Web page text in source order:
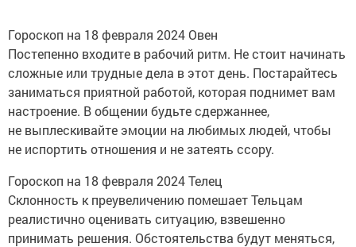
Гороскоп на 18 февраля 2024 Овен
Постепенно входите в рабочий ритм. Не стоит начинать
сложные или трудные дела в этот день. Постарайтесь
заниматься приятной работой, которая поднимет вам
настроение. В общении будьте сдержаннее,
не выплескивайте эмоции на любимых людей, чтобы
не испортить отношения и не затеять ссору.
Гороскоп на 18 февраля 2024 Телец
Склонность к преувеличению помешает Тельцам
реалистично оценивать ситуацию, взвешенно
принимать решения. Обстоятельства будут меняться,